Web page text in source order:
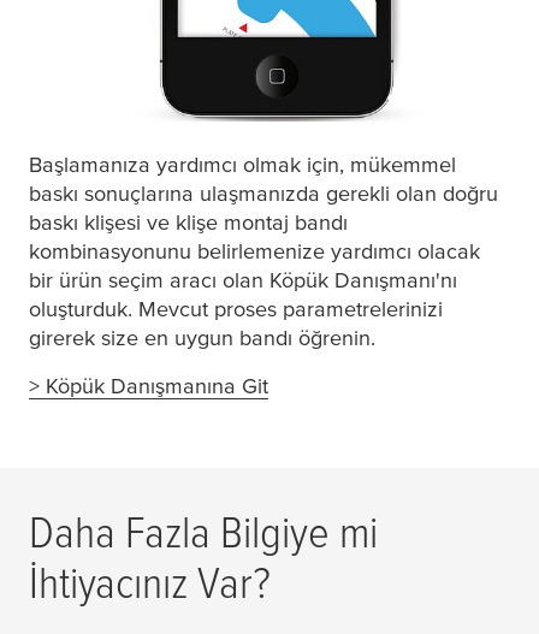
Başlamanıza yardımcı olmak için, mükemmel
baskı sonuçlarına ulaşmanızda gerekli olan doğru
baskı klişesi ve klişe montaj bandı
kombinasyonunu belirlemenize yardımcı olacak
bir ürün seçim aracı olan Köpük Danışmanı'nı
oluşturduk. Mevcut proses parametrelerinizi
girerek size en uygun bandı öğrenin.
> Köpük Danışmanına Git
Daha Fazla Bilgiye mi
İhtiyacınız Var?